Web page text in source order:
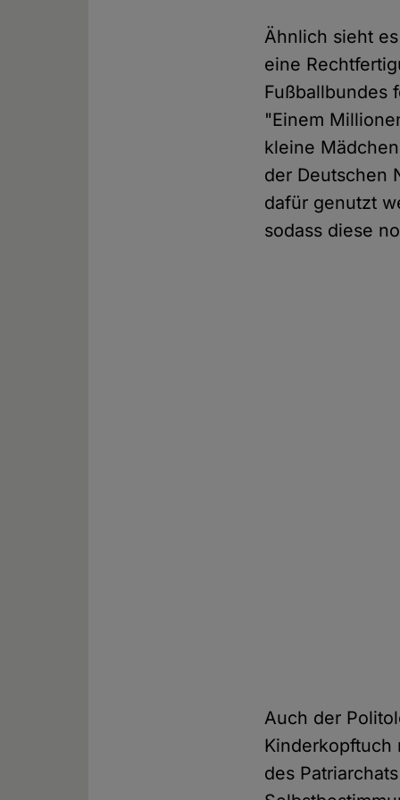
Ähnlich sieht
eine
Fußballbundes
"Einem
kleine
der Deutschen
dafür genutzt
sodass diese
Auch der
Kinderkopftuch
des